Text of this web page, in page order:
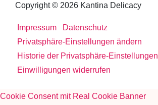
Copyright © 2026 Kantina Delicacy
Impressum
Datenschutz
Privatsphäre-Einstellungen ändern
Historie der Privatsphäre-Einstellungen
Einwilligungen widerrufen
Cookie Consent mit Real Cookie Banner